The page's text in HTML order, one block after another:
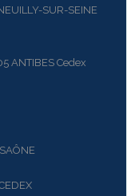
SUR-SEINE
Cedex